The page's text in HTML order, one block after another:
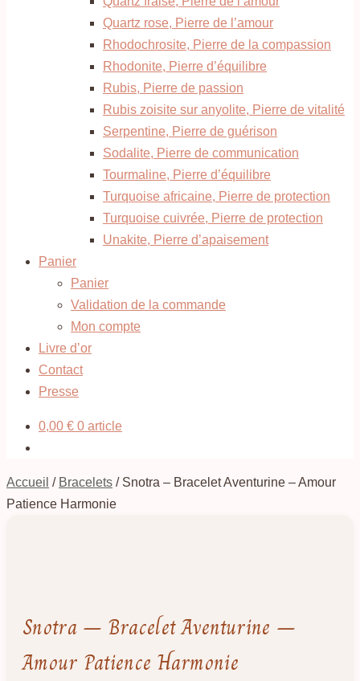
Quartz rose, Pierre de l’amour
Rhodochrosite, Pierre de la compassion
Rhodonite, Pierre d’équilibre
Rubis, Pierre de passion
Rubis zoisite sur anyolite, Pierre de vitalité
Serpentine, Pierre de guérison
Sodalite, Pierre de communication
Tourmaline, Pierre d’équilibre
Turquoise africaine, Pierre de protection
Turquoise cuivrée, Pierre de protection
Unakite, Pierre d’apaisement
Panier
Panier
Validation de la commande
Mon compte
Livre d’or
Contact
Presse
0,00 € 0 article
Accueil / Bracelets / Snotra – Bracelet Aventurine – Amour
Patience Harmonie
Snotra – Bracelet Aventurine –
Amour Patience Harmonie